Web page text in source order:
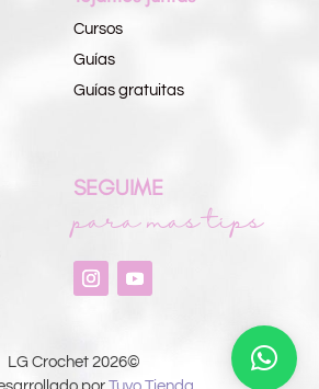
Cursos
Guías
Guías gratuitas
SEGUIME
para más tips
LG Crochet 2026©